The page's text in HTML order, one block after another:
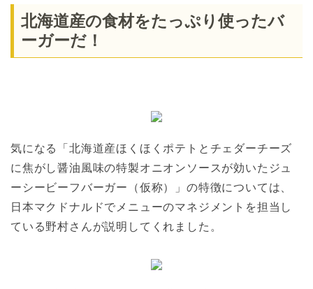
北海道産の食材をたっぷり使ったバ
ーガーだ！
気になる「北海道産ほくほくポテトとチェダーチーズ
に焦がし醤油風味の特製オニオンソースが効いたジュ
ーシービーフバーガー（仮称）」の特徴については、
日本マクドナルドでメニューのマネジメントを担当し
ている野村さんが説明してくれました。